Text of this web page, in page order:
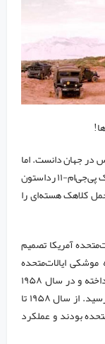
در جهان دانست. اما
این کمپانی در دهه ۱۹۵۰ نقش مهمی در توسعه موشک پی‌جی‌ام-۱۱ رداستون
کلاهک هسته‌ای را
آمریکا تصمیم
ایالات‌متحده
انتخاب کند؛ بنابراین کرایسلر به توسعه موشک پرداخته و در سال ۱۹۵۸
توسعه موشکی توسط کرایسلر با موفقیت به پایان رسید. از سال ۱۹۵۸ تا
بودند و عملکرد